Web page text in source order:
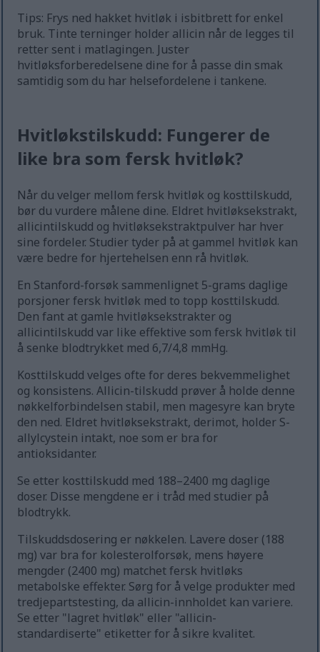
Tips: Frys ned hakket hvitløk i isbitbrett for enkel
bruk. Tinte terninger holder allicin når de legges til
retter sent i matlagingen. Juster
hvitløksforberedelsene dine for å passe din smak
samtidig som du har helsefordelene i tankene.
Hvitløkstilskudd: Fungerer de
like bra som fersk hvitløk?
Når du velger mellom fersk hvitløk og kosttilskudd,
bør du vurdere målene dine. Eldret hvitløksekstrakt,
allicintilskudd og hvitløksekstraktpulver har hver
sine fordeler. Studier tyder på at gammel hvitløk kan
være bedre for hjertehelsen enn rå hvitløk.
En Stanford-forsøk sammenlignet 5-grams daglige
porsjoner fersk hvitløk med to topp kosttilskudd.
Den fant at gamle hvitløksekstrakter og
allicintilskudd var like effektive som fersk hvitløk til
å senke blodtrykket med 6,7/4,8 mmHg.
Kosttilskudd velges ofte for deres bekvemmelighet
og konsistens. Allicin-tilskudd prøver å holde denne
nøkkelforbindelsen stabil, men magesyre kan bryte
den ned. Eldret hvitløksekstrakt, derimot, holder S-
allylcystein intakt, noe som er bra for
antioksidanter.
Se etter kosttilskudd med 188–2400 mg daglige
doser. Disse mengdene er i tråd med studier på
blodtrykk.
Tilskuddsdosering er nøkkelen. Lavere doser (188
mg) var bra for kolesterolforsøk, mens høyere
mengder (2400 mg) matchet fersk hvitløks
metabolske effekter. Sørg for å velge produkter med
tredjepartstesting, da allicin-innholdet kan variere.
Se etter "lagret hvitløk" eller "allicin-
standardiserte" etiketter for å sikre kvalitet.